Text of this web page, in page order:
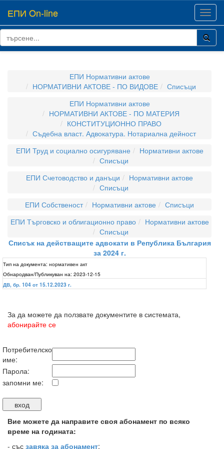
ЕПИ On-line
ЕПИ Нормативни актове
НОРМАТИВНИ АКТОВЕ - ПО ВИДОВЕ
Списъци
ЕПИ Нормативни актове
НОРМАТИВНИ АКТОВЕ - ПО МАТЕРИЯ
КОНСТИТУЦИОННО ПРАВО
Съдебна власт. Адвокатура. Нотариална дейност
ЕПИ Труд и социално осигуряване
Нормативни актове
Списъци
ЕПИ Счетоводство и данъци
Нормативни актове
Списъци
ЕПИ Собственост
Нормативни актове
Списъци
ЕПИ Търговско и облигационно право
Нормативни актове
Списъци
Списък на действащите адвокати в Република България
за 2024 г.
Тип на документа: нормативен акт
Обнародван/Публикуван на: 2023-12-15
ДВ, бр. 104 от 15.12.2023 г.
За да можете да ползвате документите в системата,
абонирайте се
Потребителско
име:
Парола:
запомни ме:
Вие можете да направите своя абонамент по всяко
време на годината:
- със завяка за абонамент;